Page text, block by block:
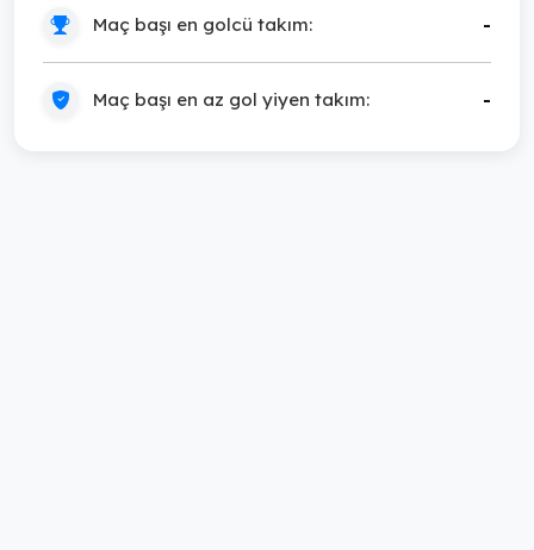
Maç başı en golcü takım: -
Maç başı en az gol yiyen takım: -